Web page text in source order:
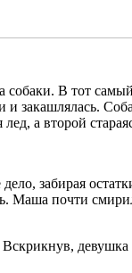
В тот
закашлялась.
а второй
забирая
почти